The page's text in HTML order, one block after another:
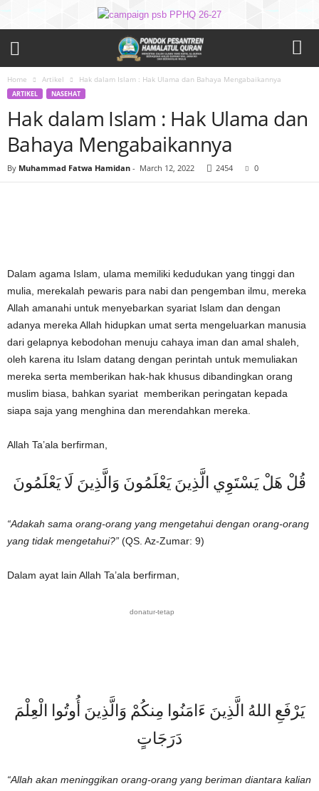
Home Artikel Hak dalam Islam : Hak Ulama dan Bahaya Mengabaikannya
ARTIKEL NASEHAT
Hak dalam Islam : Hak Ulama dan
Bahaya Mengabaikannya
By Muhammad Fatwa Hamidan - March 12, 2022 2454 0
Dalam agama Islam, ulama memiliki kedudukan yang tinggi dan
mulia, merekalah pewaris para nabi dan pengemban ilmu, mereka
Allah amanahi untuk menyebarkan syariat Islam dan dengan
adanya mereka Allah hidupkan umat serta mengeluarkan manusia
dari gelapnya kebodohan menuju cahaya iman dan amal shaleh,
oleh karena itu Islam datang dengan perintah untuk memuliakan
mereka serta memberikan hak-hak khusus dibandingkan orang
muslim biasa, bahkan syariat memberikan peringatan kepada
siapa saja yang menghina dan merendahkan mereka.
Allah Ta’ala berfirman,
قُلْ هَلْ يَسْتَوِي الَّذِينَ يَعْلَمُونَ وَالَّذِينَ لَا يَعْلَمُونَ
“Adakah sama orang-orang yang mengetahui dengan orang-orang
yang tidak mengetahui?” (QS. Az-Zumar: 9)
Dalam ayat lain Allah Ta’ala berfirman,
donatur-tetap
يَرْفَعِ اللهُ الَّذِينَ ءَامَنُوا مِنكُمْ وَالَّذِينَ أُوتُوا الْعِلْمَ
دَرَجَاتٍ
“Allah akan meninggikan orang-orang yang beriman diantara kalian